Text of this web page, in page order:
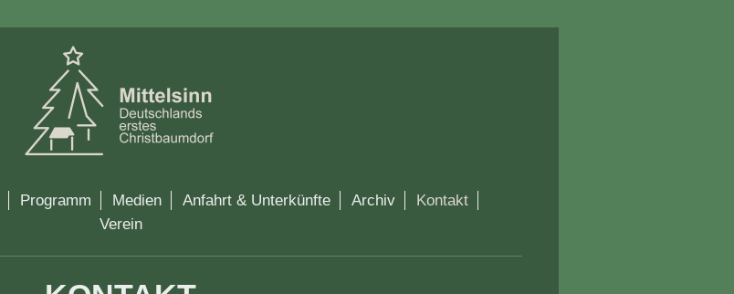
Programm Medien Anfahrt & Unterkünfte Archiv
Kontakt
Verein